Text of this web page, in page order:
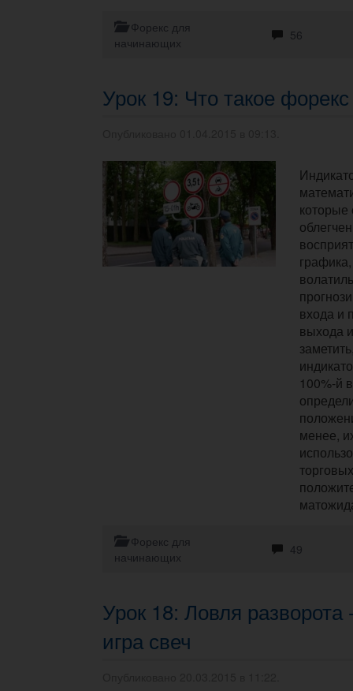
Форекс для
начинающих
56
Урок 19: Что такое
которые
входа и
выхода
100%-й
менее,
Форекс для
начинающих
49
Урок 18: Ловля разворота
игра свеч